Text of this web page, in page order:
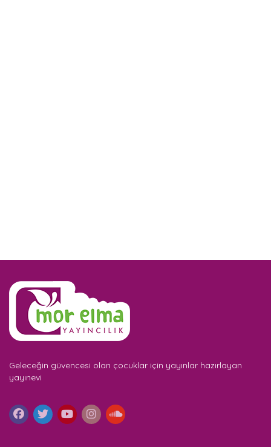
Geleceğin güvencesi olan çocuklar için yayınlar hazırlayan
yayınevi